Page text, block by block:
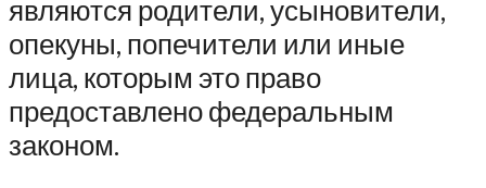
являются родители, усыновители,
опекуны, попечители или иные
лица, которым это право
предоставлено федеральным
законом.